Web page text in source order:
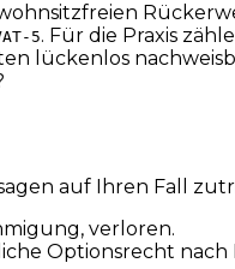
5. Für die Praxis
lückenlos
auf Ihren Fall
verloren.
Optionsrecht